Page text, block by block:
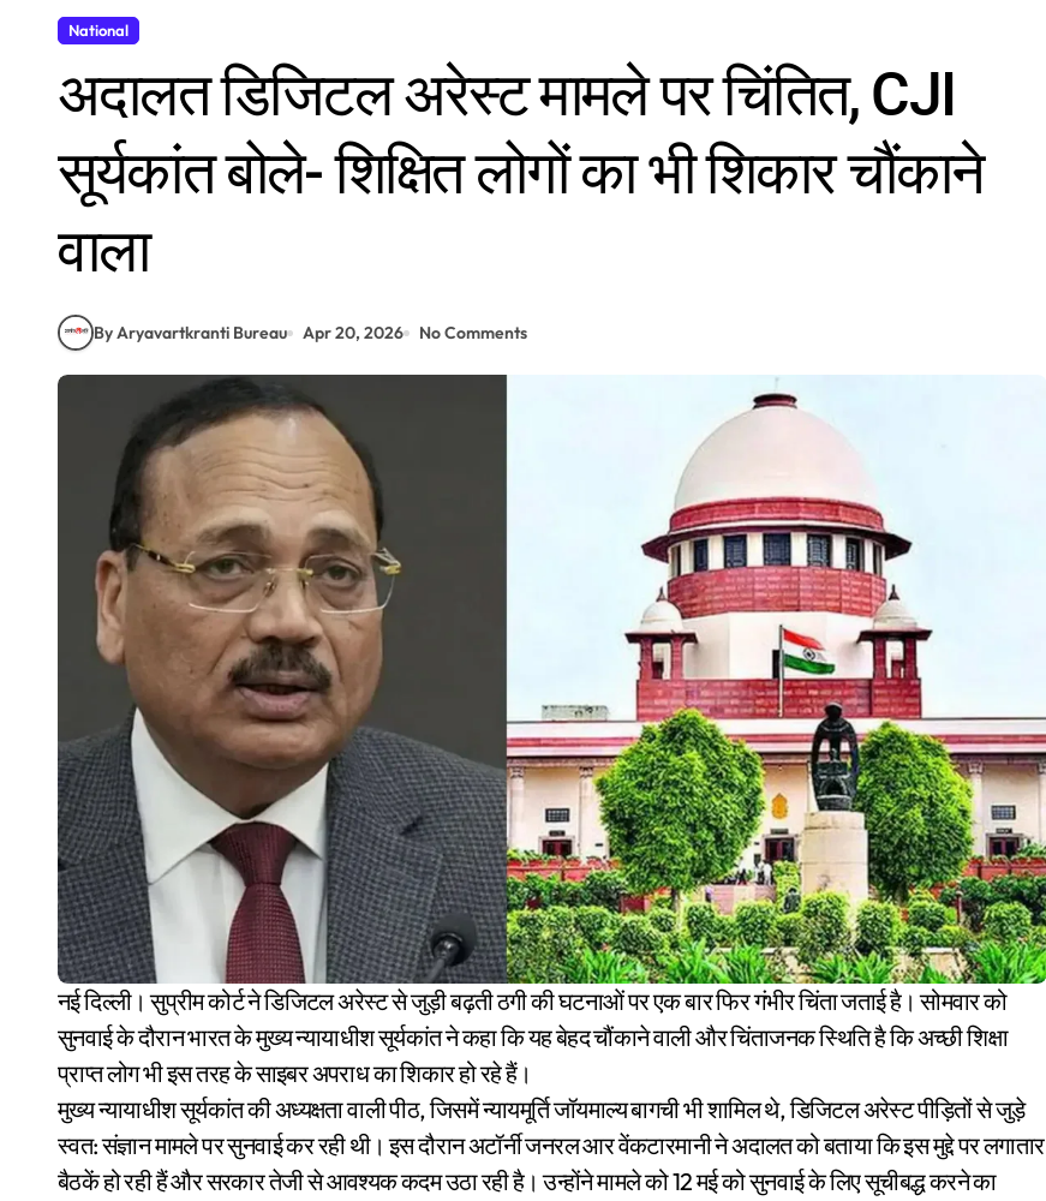
National
अदालत डिजिटल अरेस्ट मामले पर चिंतित, CJI
सूर्यकांत बोले- शिक्षित लोगों का भी शिकार चौंकाने
वाला
By Aryavartkranti Bureau Apr 20, 2026 No Comments
नई दिल्ली। सुप्रीम कोर्ट ने डिजिटल अरेस्ट से जुड़ी बढ़ती ठगी की घटनाओं पर एक बार फिर गंभीर चिंता जताई है। सोमवार को
सुनवाई के दौरान भारत के मुख्य न्यायाधीश सूर्यकांत ने कहा कि यह बेहद चौंकाने वाली और चिंताजनक स्थिति है कि अच्छी शिक्षा
प्राप्त लोग भी इस तरह के साइबर अपराध का शिकार हो रहे हैं।
मुख्य न्यायाधीश सूर्यकांत की अध्यक्षता वाली पीठ, जिसमें न्यायमूर्ति जॉयमाल्य बागची भी शामिल थे, डिजिटल अरेस्ट पीड़ितों से जुड़े
स्वत: संज्ञान मामले पर सुनवाई कर रही थी। इस दौरान अटॉर्नी जनरल आर वेंकटारमानी ने अदालत को बताया कि इस मुद्दे पर लगातार
बैठकें हो रही हैं और सरकार तेजी से आवश्यक कदम उठा रही है। उन्होंने मामले को 12 मई को सुनवाई के लिए सूचीबद्ध करने का